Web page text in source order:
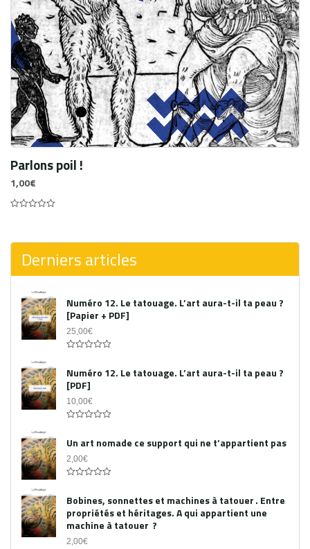
Parlons poil !
1,00€
5
Derniers articles
Numéro 12. Le tatouage. L’art aura-t-il ta peau ?
[Papier + PDF]
25,00€
out
of
5
Numéro 12. Le tatouage. L’art aura-t-il ta peau ?
[PDF]
10,00€
out
of
5
Un art nomade ce support qui ne t’appartient pas
2,00€
out
of
5
Bobines, sonnettes et machines à tatouer . Entre
propriétés et héritages. A qui appartient une
machine à tatouer ?
2,00€